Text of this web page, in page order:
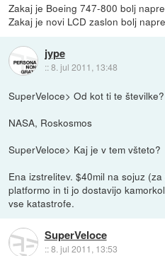
Zakaj je Boeing 747-800 bolj
Zakaj je novi LCD zaslon bolj
jype
::8. jul 2011, 13:48
SuperVeloce> Od kot ti te številke?
NASA, Roskosmos
SuperVeloce> Kaj je v tem všteto?
Ena izstrelitev. $40mil na sojuz
platformo in ti jo dostavijo
vse katastrofe.
SuperVeloce
::8. jul 2011, 13:53